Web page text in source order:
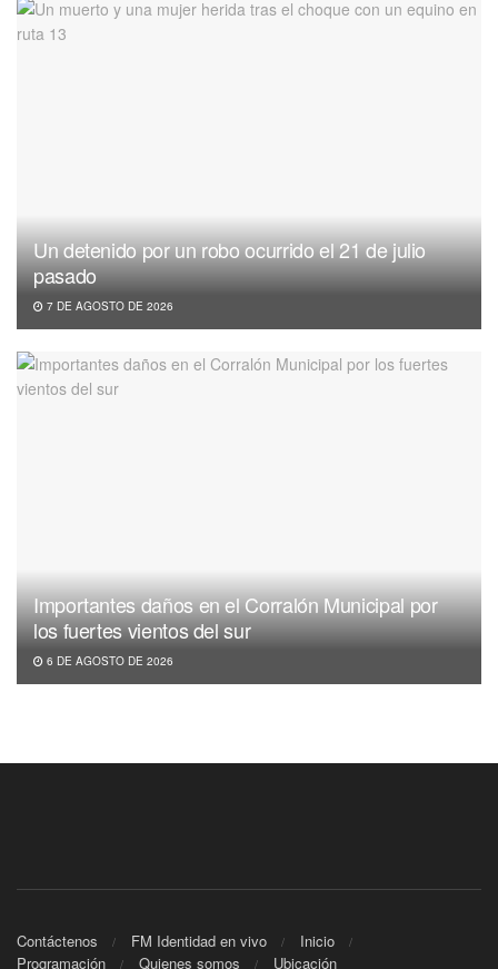
Un detenido por un robo ocurrido el 21 de julio
pasado
7 DE AGOSTO DE 2026
Importantes daños en el Corralón Municipal por
los fuertes vientos del sur
6 DE AGOSTO DE 2026
Contáctenos FM Identidad en vivo
Inicio
Programación
Quienes somos Ubicación